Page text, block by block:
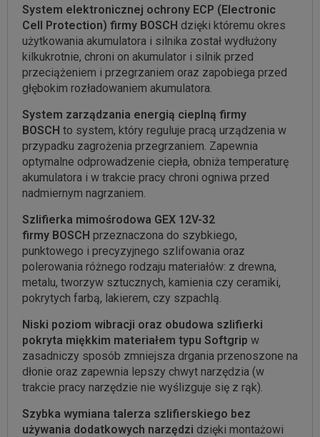
System elektronicznej ochrony ECP (Electronic
Cell Protection) firmy BOSCH dzięki któremu okres
użytkowania akumulatora i silnika został wydłużony
kilkukrotnie, chroni on akumulator i silnik przed
przeciążeniem i przegrzaniem oraz zapobiega przed
głębokim rozładowaniem akumulatora.
System zarządzania energią cieplną firmy
BOSCH to system, który reguluje pracą urządzenia w
przypadku zagrożenia przegrzaniem. Zapewnia
optymalne odprowadzenie ciepła, obniża temperaturę
akumulatora i w trakcie pracy chroni ogniwa przed
nadmiernym nagrzaniem.
Szlifierka mimośrodowa GEX 12V-32
firmy BOSCH przeznaczona do szybkiego,
punktowego i precyzyjnego szlifowania oraz
polerowania różnego rodzaju materiałów: z drewna,
metalu, tworzyw sztucznych, kamienia czy ceramiki,
pokrytych farbą, lakierem, czy szpachlą.
Niski poziom wibracji oraz obudowa szlifierki
pokryta miękkim materiałem typu Softgrip w
zasadniczy sposób zmniejsza drgania przenoszone na
dłonie oraz zapewnia lepszy chwyt narzędzia (w
trakcie pracy narzędzie nie wyślizguje się z rąk).
Szybka wymiana talerza szlifierskiego bez
używania dodatkowych narzędzi dzięki montażowi